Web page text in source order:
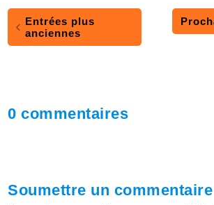
Entrées plus
anciennes
0 commentaires
Soumettre un commentaire